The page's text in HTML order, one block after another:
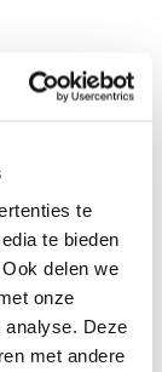
te
te bieden
delen we
onze
analyse. Deze
met andere